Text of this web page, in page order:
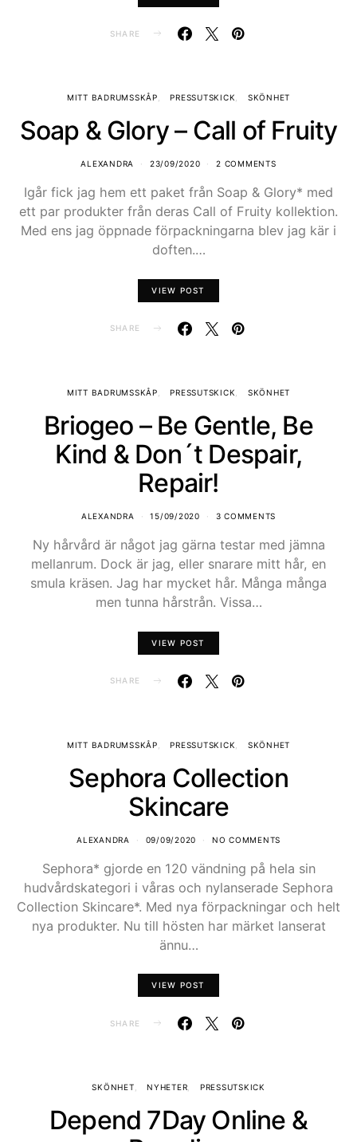
SHARE
MITT BADRUMSSKÅP PRESSUTSKICK SKÖNHET
Soap & Glory – Call of Fruity
ALEXANDRA 23/09/2020 2 COMMENTS
Igår fick jag hem ett paket från Soap & Glory* med
ett par produkter från deras Call of Fruity kollektion.
Med ens jag öppnade förpackningarna blev jag kär i
doften.…
VIEW POST
SHARE
MITT BADRUMSSKÅP PRESSUTSKICK SKÖNHET
Briogeo – Be Gentle, Be
Kind & Don´t Despair,
Repair!
ALEXANDRA 15/09/2020 3 COMMENTS
Ny hårvård är något jag gärna testar med jämna
mellanrum. Dock är jag, eller snarare mitt hår, en
smula kräsen. Jag har mycket hår. Många många
men tunna hårstrån. Vissa…
VIEW POST
SHARE
MITT BADRUMSSKÅP PRESSUTSKICK SKÖNHET
Sephora Collection
Skincare
ALEXANDRA 09/09/2020 NO COMMENTS
Sephora* gjorde en 120 vändning på hela sin
hudvårdskategori i våras och nylanserade Sephora
Collection Skincare*. Med nya förpackningar och helt
nya produkter. Nu till hösten har märket lanserat
ännu…
VIEW POST
SHARE
SKÖNHET NYHETER PRESSUTSKICK
Depend 7Day Online &